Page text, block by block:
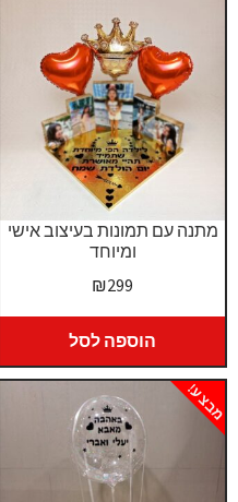
מתנה עם תמונות בעיצוב אישי
ומיוחד
₪299
הוספה לסל
מבצע!